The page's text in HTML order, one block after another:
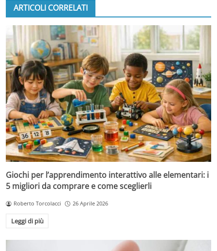
ARTICOLI CORRELATI
Giochi per l’apprendimento interattivo alle elementari: i
5 migliori da comprare e come sceglierli
Roberto Torcolacci 26 Aprile 2026
Leggi di più